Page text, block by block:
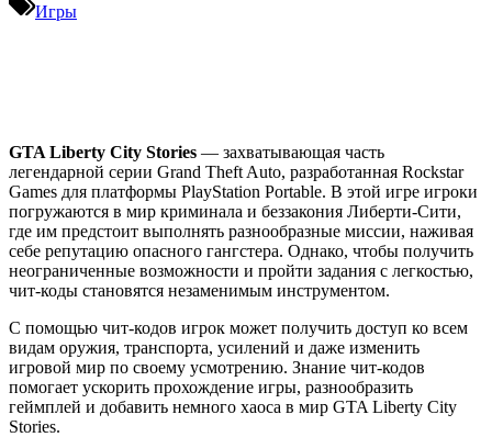
Игры
GTA Liberty City Stories — захватывающая часть
легендарной серии Grand Theft Auto, разработанная Rockstar
Games для платформы PlayStation Portable. В этой игре игроки
погружаются в мир криминала и беззакония Либерти-Сити,
где им предстоит выполнять разнообразные миссии, наживая
себе репутацию опасного гангстера. Однако, чтобы получить
неограниченные возможности и пройти задания с легкостью,
чит-коды становятся незаменимым инструментом.
С помощью чит-кодов игрок может получить доступ ко всем
видам оружия, транспорта, усилений и даже изменить
игровой мир по своему усмотрению. Знание чит-кодов
помогает ускорить прохождение игры, разнообразить
геймплей и добавить немного хаоса в мир GTA Liberty City
Stories.